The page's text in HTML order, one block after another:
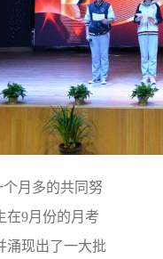
月多的共同努
在9月份的月考
涌现出了一大批